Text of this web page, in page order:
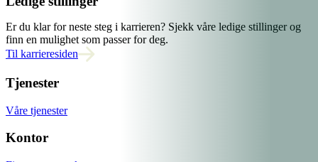
Er du klar for neste steg i karrieren? Sjekk våre ledige stillinger og
finn en mulighet som passer for deg.
Til karrieresiden
Tjenester
Våre tjenester
Kontor